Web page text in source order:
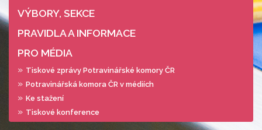
VÝBORY, SEKCE
PRAVIDLA A INFORMACE
PRO MÉDIA
Tiskové zprávy Potravinářské komory ČR
Potravinářská komora ČR v médiích
Ke stažení
Tiskové konference